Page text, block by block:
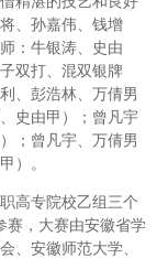
、孙嘉伟、钱增
：牛银涛、史由
双打、混双银牌
、彭浩林、万倩男
史由甲）；曾凡宇
；曾凡宇、万倩男
）。
高专院校乙组三个
赛，大赛由安徽省学
、安徽师范大学、